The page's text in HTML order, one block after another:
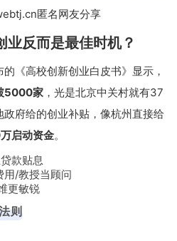
匿名网友分享
业反而是最佳时机？
《高校创新创业白皮书》显示，
5000家 ，光是北京中关村就有37
府给的创业补贴，像杭州直接给
启动资金。
款贴息
用/教授当顾问
更敏锐
则